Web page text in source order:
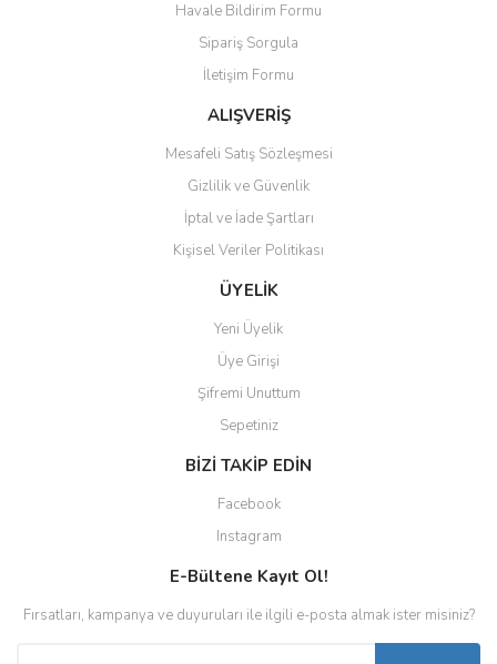
Havale Bildirim Formu
Sipariş Sorgula
İletişim Formu
ALIŞVERİŞ
Mesafeli Satış Sözleşmesi
Gizlilik ve Güvenlik
İptal ve İade Şartları
Kişisel Veriler Politikası
ÜYELİK
Yeni Üyelik
Üye Girişi
Şifremi Unuttum
Sepetiniz
BİZİ TAKİP EDİN
Facebook
Instagram
E-Bültene Kayıt Ol!
Fırsatları, kampanya ve duyuruları ile ilgili e-posta almak ister misiniz?